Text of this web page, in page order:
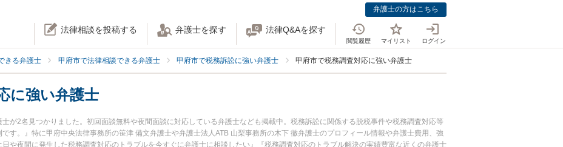
弁護士の方はこちら
法律相談を投稿する 弁護士を探す 法律Q&Aを探す
閲覧履歴 マイリスト ログイン
きる弁護士 甲府市で法律相談できる弁護士 甲府市で税務訴訟に強い弁護士 甲府市で税務調査対応に強い弁護士
に強い弁護士
が2名見つかりました。初回面談無料や夜間面談に対応している弁護士なども掲載中。税務訴訟に関係する脱税事件や税務調査対応等
す。』特に甲府中央法律事務所の笹津 備文弁護士や弁護士法人ATB 山梨事務所の木下 徹弁護士のプロフィール情報や弁護士費用、強
や夜間に発生した税務調査対応のトラブルを今すぐに弁護士に相談したい』『税務調査対応のトラブル解決の実績豊富な近くの弁護士